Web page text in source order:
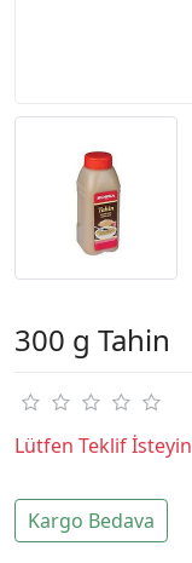
300 g Tahin
Lütfen Teklif İsteyin
Kargo Bedava